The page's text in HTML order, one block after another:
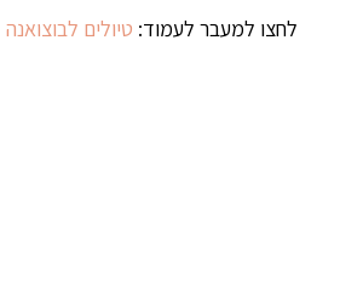
לחצו למעבר לעמוד: טיולים לבוצואנה